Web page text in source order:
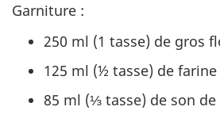
Garniture :
250 ml (1 tasse) de gros
125 ml (½ tasse) de
85 ml (⅓ tasse) de son de